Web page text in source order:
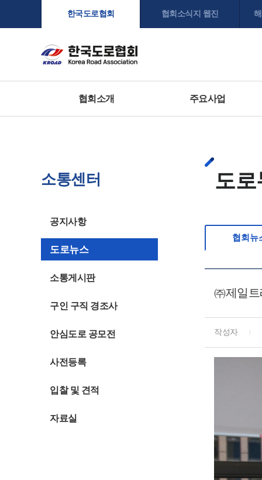
한국도로협회 협회소식지 웹진
협회소개 주요사업
소통센터
공지사항
도로뉴스
소통게시판
구인 구직 경조사
안심도로 공모전
사전등록
입찰 및 견적
자료실
도로
협회뉴
㈜제일
작성자